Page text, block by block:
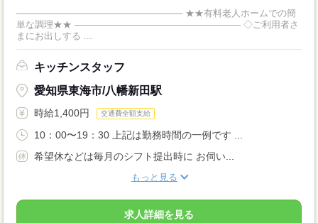
―――――――――――――――――― ★★有料老人ホームでの簡
単な調理★★ ―――――――――――――――――― ◇ご利用者さ
まにお出しする ...
キッチンスタッフ
愛知県東海市/八幡新田駅
時給1,400円 交通費全額支給
10：00〜19：30 上記は勤務時間の一例です ...
希望休などは毎月のシフト提出時に お伺い...
もっと見る
求人詳細を見る